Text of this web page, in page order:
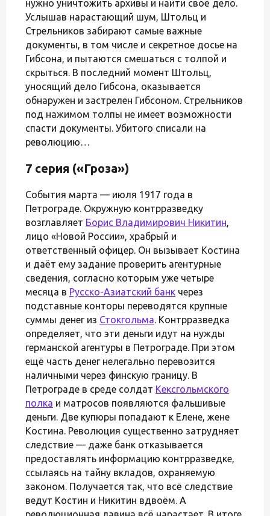
нужно уничтожить архивы и найти своё дело.
Услышав нарастающий шум, Штольц и
Стрельников забирают самые важные
документы, в том числе и секретное досье на
Гибсона, и пытаются смешаться с толпой и
скрыться. В последний момент Штольц,
уносящий дело Гибсона, оказывается
обнаружен и застрелен Гибсоном. Стрельников
под нажимом толпы не имеет возможности
спасти документы. Убитого списали на
революцию…
7 серия («Гроза»)
События марта — июля 1917 года в
Петрограде. Окружную контрразведку
возглавляет Борис Владимирович Никитин,
лицо «Новой России», храбрый и
ответственный офицер. Он вызывает Костина
и даёт ему задание проверить агентурные
сведения, согласно которым уже четыре
месяца в Русско-Азиатский банк через
подставные конторы переводятся крупные
суммы денег из Стокгольма. Контрразведка
определяет, что эти деньги идут на нужды
германской агентуры в Петрограде. При этом
ещё часть денег нелегально перевозится
наличными через финскую границу. В
Петрограде в среде солдат Кексгольмского
полка и матросов появляются фальшивые
деньги. Две купюры попадают к Елене, жене
Костина. Революция существенно затрудняет
следствие — даже банк отказывается
предоставлять информацию контрразведке,
ссылаясь на тайну вкладов, охраняемую
законом. Получается так, что всё следствие
ведут Костин и Никитин вдвоём. А